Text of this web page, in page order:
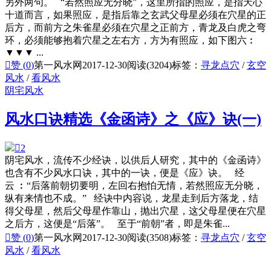
另外两句。 “若然照应无分晓”，这里所指的照应，是指天心
十道而言，如果照应，是指后靠之玄武父母星必须在穴星的正
后方，而前方之朱雀星必须在穴星之正前方，青龙及白虎之弯
环，必须能够抱着穴星之左右方，方为有照应，如下图六︰
▼▼▼ ...
赞 (0)第一风水网 2017-12-30阅读(3204)标签： 寻龙点穴 /玄空
风水 /看风水
阴宅风水
风水口诀精选《金函诗》之《应》诀(一)
2
阴宅风水，流传不少经诀，以供后人研究，其中的《金函诗》
也含有不少风水口诀，其中的一诀，便是《应》诀。 经
云 ︰“后落前朝切要明，左回右抱怕无情，若然照应无分晓，
纵有来情也不成。” 经诀中内容说，龙星走到后方落龙，结
得父母星，然后父母星作靠山，抛出穴星，这父母星便在穴星
之后方，这便是“后落”。 至于“前朝”者，即是朱雀...
赞 (0)第一风水网 2017-12-30阅读(3508)标签： 寻龙点穴 /玄空
风水 /看风水